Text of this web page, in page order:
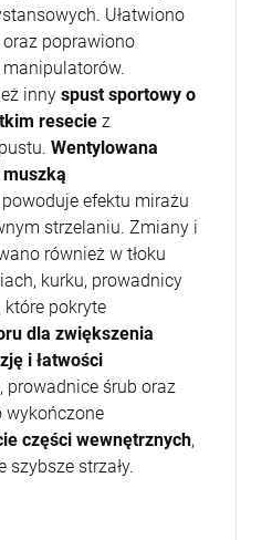
Ułatwiono
poprawiono
inny spust sportowy o
resecie z
Wentylowana
efektu mirażu
strzelaniu. Zmiany i
również w tłoku
kurku, prowadnicy
które pokryte
dla zwiększenia
i łatwości
prowadnice śrub oraz
wykończone
części wewnętrznych,
szybsze strzały.